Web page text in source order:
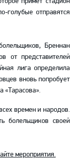
голубые отправятся
Бреннан
от представителей
лига определила
вновь попробует
«Тарасова».
времен и народов.
болельщиков своей
мероприятия.